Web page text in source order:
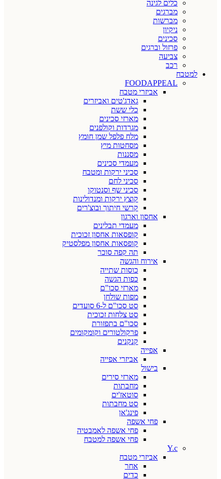
כלים לגינה
מברגים
מברשות
ניקיון
סכינים
פרזול וברגים
צביעה
רכב
למטבח
FOODAPPEAL
אביזרי מטבח
גאדג'טים ואביזרים
כלי ששת
מארזי סכינים
מגרדות וקולפנים
מלח פלפל שמן חומץ
מסחטות מיץ
מסננות
מעמדי סכינים
סכיני ירקות ומטבח
סכיני לחם
סכיני שף וסנטוקו
קוצץ ירקות ומנדולינות
קרשי חיתוך ובוצ'רים
אחסון וארגון
מעמדי תבלינים
קופסאות אחסון זכוכית
קופסאות אחסון מפלסטיק
תה קפה סוכר
אירוח והגשה
כוסות שתייה
כפות הגשה
מארזי סכו"ם
מפות שולחן
סט סכו"ם ל-6 סועדים
סט צלחות זכוכית
סכו"ם בתפזורת
פרקולטורים וקומקומים
קנקנים
אפייה
אביזרי אפייה
בישול
מארזי סירים
מחבתות
סוטאז'ים
סט מחבתות
פינג'אן
פחי אשפה
פחי אשפה לאמבטיה
פחי אשפה למטבח
Y.c
אביזרי מטבח
אחר
כדים